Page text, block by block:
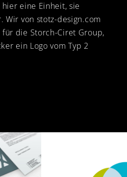
eine Einheit, sie
Wir von stotz-design.com
die Storch-Ciret Group,
ein Logo vom Typ 2